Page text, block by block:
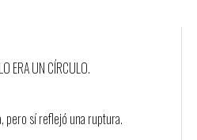
ERA UN CÍRCULO.
pero sí reflejó una ruptura.